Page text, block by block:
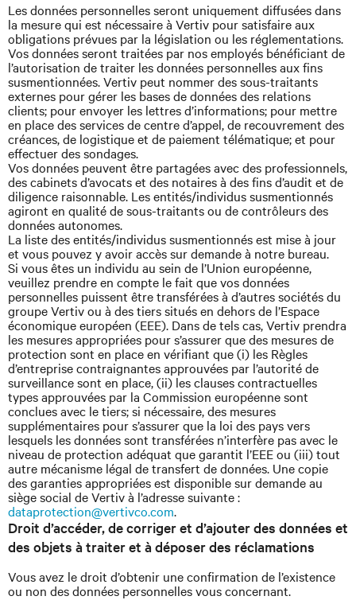
Les données personnelles seront uniquement diffusées dans
la mesure qui est nécessaire à Vertiv pour satisfaire aux
obligations prévues par la législation ou les réglementations.
Vos données seront traitées par nos employés bénéficiant de
l’autorisation de traiter les données personnelles aux fins
susmentionnées. Vertiv peut nommer des sous-traitants
externes pour gérer les bases de données des relations
clients; pour envoyer les lettres d’informations; pour mettre
en place des services de centre d’appel, de recouvrement des
créances, de logistique et de paiement télématique; et pour
effectuer des sondages.
Vos données peuvent être partagées avec des professionnels,
des cabinets d’avocats et des notaires à des fins d’audit et de
diligence raisonnable. Les entités/individus susmentionnés
agiront en qualité de sous-traitants ou de contrôleurs des
données autonomes.
La liste des entités/individus susmentionnés est mise à jour
et vous pouvez y avoir accès sur demande à notre bureau.
Si vous êtes un individu au sein de l’Union européenne,
veuillez prendre en compte le fait que vos données
personnelles puissent être transférées à d’autres sociétés du
groupe Vertiv ou à des tiers situés en dehors de l’Espace
économique européen (EEE). Dans de tels cas, Vertiv prendra
les mesures appropriées pour s’assurer que des mesures de
protection sont en place en vérifiant que (i) les Règles
d’entreprise contraignantes approuvées par l’autorité de
surveillance sont en place, (ii) les clauses contractuelles
types approuvées par la Commission européenne sont
conclues avec le tiers; si nécessaire, des mesures
supplémentaires pour s’assurer que la loi des pays vers
lesquels les données sont transférées n’interfère pas avec le
niveau de protection adéquat que garantit l’EEE ou (iii) tout
autre mécanisme légal de transfert de données. Une copie
des garanties appropriées est disponible sur demande au
siège social de Vertiv à l’adresse suivante :
dataprotection@vertivco.com.
Droit d’accéder, de corriger et d’ajouter des données et
des objets à traiter et à déposer des réclamations
Vous avez le droit d’obtenir une confirmation de l’existence
ou non des données personnelles vous concernant.